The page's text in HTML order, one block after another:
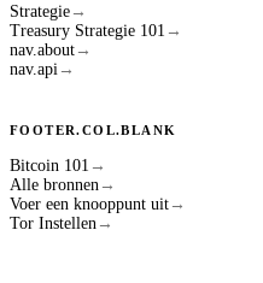
Strategie →
Treasury Strategie 101 →
nav.about →
nav.api →
FOOTER.COL.BLANK
Bitcoin 101 →
Alle bronnen →
Voer een knooppunt uit →
Tor Instellen →